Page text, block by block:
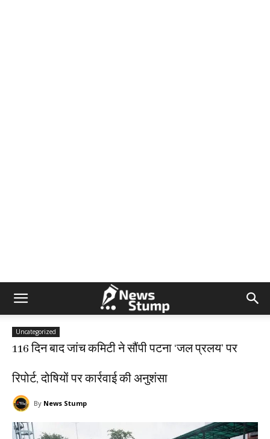
Uncategorized
116 दिन बाद जांच कमिटी ने सौंपी पटना ‘जल प्रलय’ पर
रिपोर्ट, दोषियों पर कार्रवाई की अनुशंसा
By News Stump